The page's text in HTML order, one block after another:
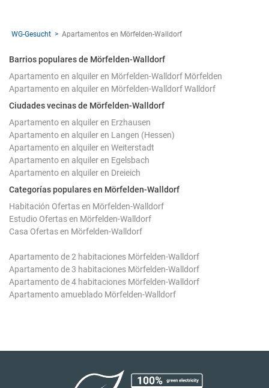
WG-Gesucht Apartamentos en Mörfelden-Walldorf
Barrios populares de Mörfelden-Walldorf
Apartamento en alquiler en Mörfelden-Walldorf Mörfelden
Apartamento en alquiler en Mörfelden-Walldorf Walldorf
Ciudades vecinas de Mörfelden-Walldorf
Apartamento en alquiler en Erzhausen
Apartamento en alquiler en Langen (Hessen)
Apartamento en alquiler en Weiterstadt
Apartamento en alquiler en Egelsbach
Apartamento en alquiler en Dreieich
Categorías populares en Mörfelden-Walldorf
Habitación Ofertas en Mörfelden-Walldorf
Estudio Ofertas en Mörfelden-Walldorf
Casa Ofertas en Mörfelden-Walldorf
Apartamento de 2 habitaciones Mörfelden-Walldorf
Apartamento de 3 habitaciones Mörfelden-Walldorf
Apartamento de 4 habitaciones Mörfelden-Walldorf
Apartamento amueblado Mörfelden-Walldorf